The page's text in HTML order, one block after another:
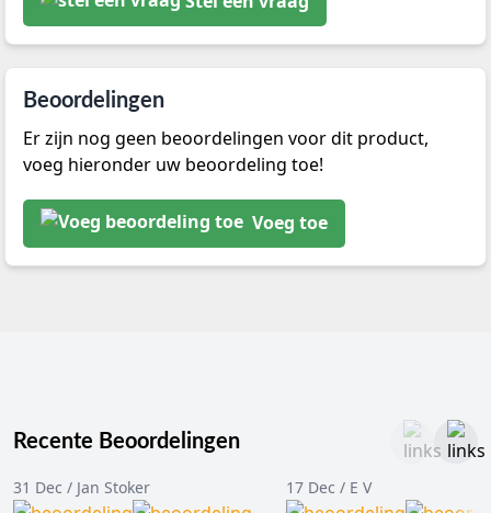
Beoordelingen
Er zijn nog geen beoordelingen voor dit product,
voeg hieronder uw beoordeling toe!
Voeg toe
Recente Beoordelingen
31 Dec / Jan Stoker 17 Dec / E V